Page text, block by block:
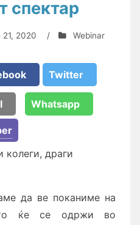
спектар
21, 2020 / Webinar
Twitter
Whatsapp
колеги, драги
да ве поканиме на
ќе се одржи во